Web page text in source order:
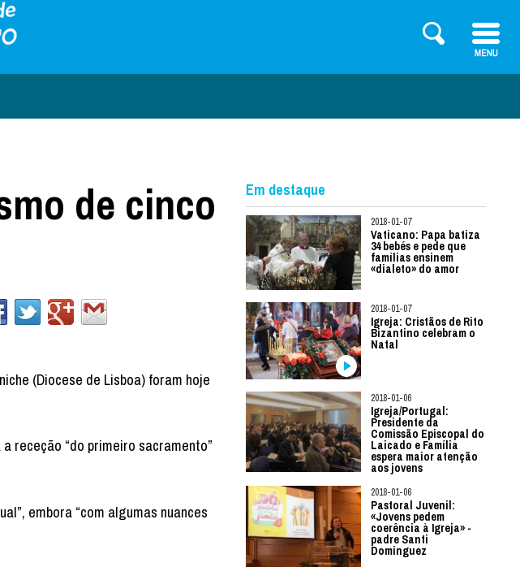
de cinco
(Diocese de Lisboa) foram hoje
receção “do primeiro sacramento”
embora “com algumas nuances
Em destaque
2018-01-07
Vaticano: Papa batiza
34 bebés e pede que
famílias ensinem
«dialeto» do amor
2018-01-07
Igreja: Cristãos de Rito
Bizantino celebram o
Natal
2018-01-06
Igreja/Portugal:
Presidente da
Comissão Episcopal do
Laicado e Família
espera maior atenção
aos jovens
2018-01-06
Pastoral Juvenil:
«Jovens pedem
coerência à Igreja» -
padre Santi
Dominguez